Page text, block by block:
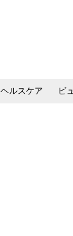
ヘルスケア ビ